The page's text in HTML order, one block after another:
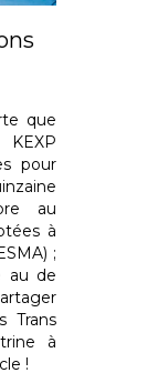
que
KEXP
pour
au
à
;
au de
Trans
à
!